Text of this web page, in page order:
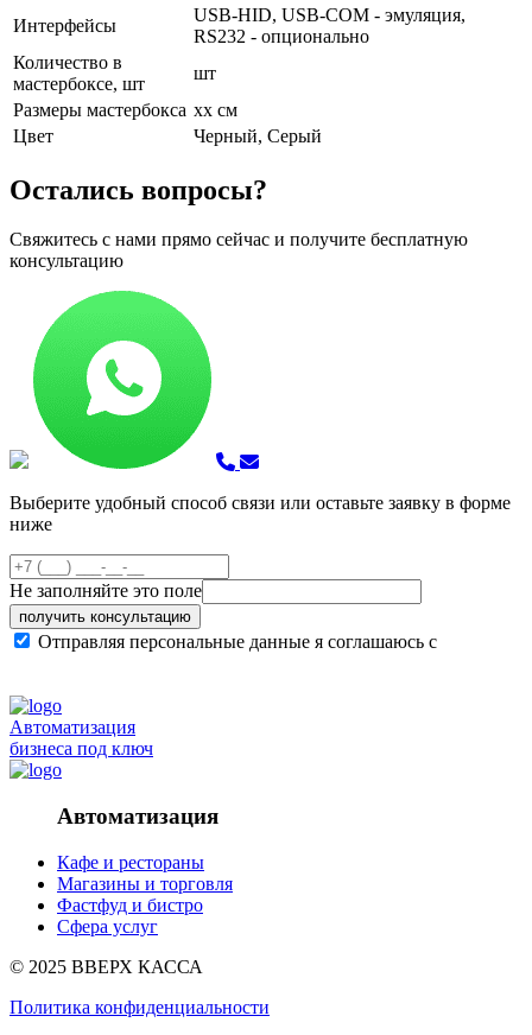
Интерфейсы
USB-HID, USB-COM - эмуляция,
RS232 - опционально
Количество в
мастербоксе, шт
шт
Размеры мастербокса хх см
Цвет
Черный, Серый
Остались вопросы?
Свяжитесь с нами прямо сейчас и получите бесплатную
консультацию
Выберите удобный способ связи или оставьте заявку в форме
ниже
Не заполняйте это поле
получить консультацию
Отправляя персональные данные я соглашаюсь с
Автоматизация
бизнеса под ключ
Автоматизация
Кафе и рестораны
Магазины и торговля
Фастфуд и бистро
Сфера услуг
© 2025 ВВЕРХ КАССА
Политика конфиденциальности